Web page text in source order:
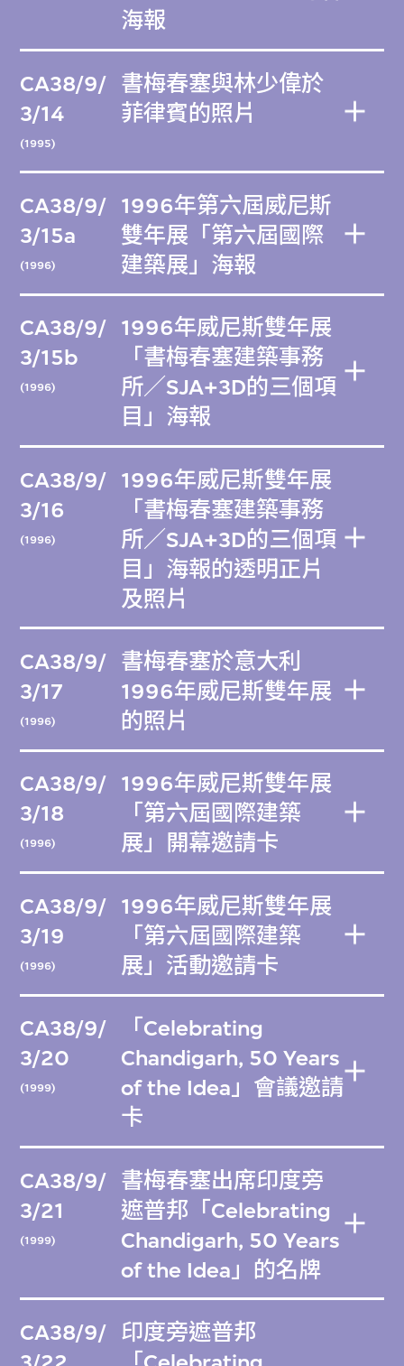
海報
CA38/9/
3/14
(1995)
書梅春塞與林少偉於
菲律賓的照片
CA38/9/
3/15a
(1996)
1996年第六屆威尼斯
雙年展「第六屆國際
建築展」海報
CA38/9/
3/15b
(1996)
1996年威尼斯雙年展
「書梅春塞建築事務
所／SJA+3D的三個項
目」海報
CA38/9/
3/16
(1996)
1996年威尼斯雙年展
「書梅春塞建築事務
所／SJA+3D的三個項
目」海報的透明正片
及照片
CA38/9/
3/17
(1996)
書梅春塞於意大利
1996年威尼斯雙年展
的照片
CA38/9/
3/18
(1996)
1996年威尼斯雙年展
「第六屆國際建築
展」開幕邀請卡
CA38/9/
3/19
(1996)
1996年威尼斯雙年展
「第六屆國際建築
展」活動邀請卡
CA38/9/
3/20
(1999)
「Celebrating
Chandigarh, 50 Years
of the Idea」會議邀請
卡
CA38/9/
3/21
(1999)
書梅春塞出席印度旁
遮普邦「Celebrating
Chandigarh, 50 Years
of the Idea」的名牌
CA38/9/
印度旁遮普邦